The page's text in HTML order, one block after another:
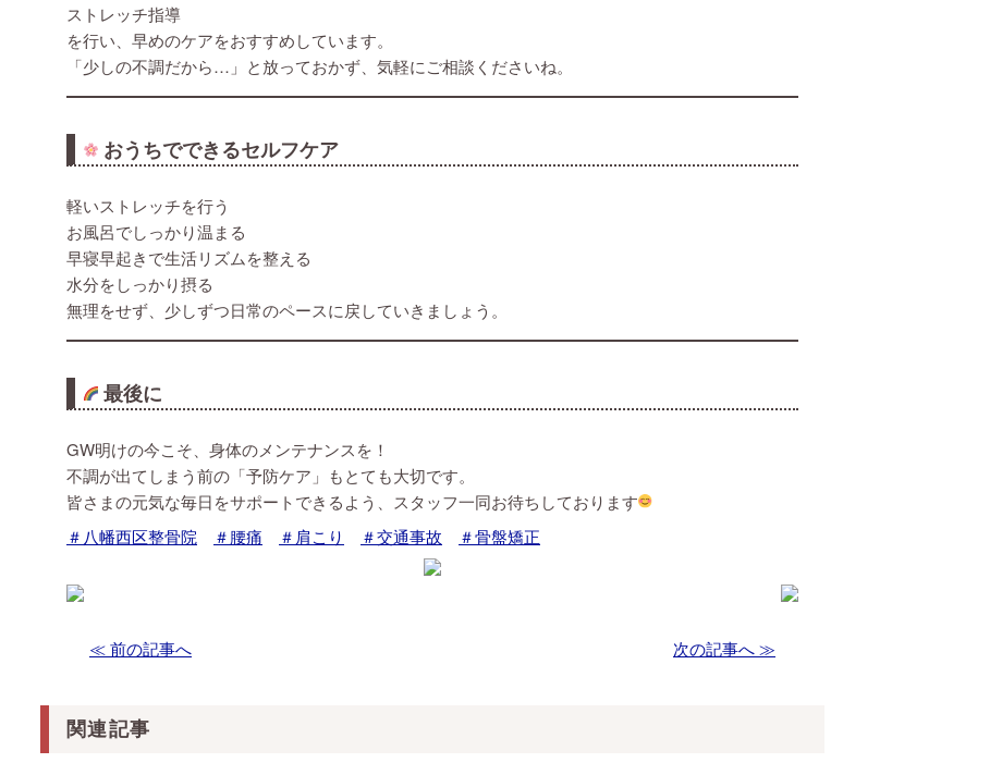
ストレッチ指導
を行い、早めのケアをおすすめしています。
「少しの不調だから…」と放っておかず、気軽にご相談くださいね。
おうちでできるセルフケア
軽いストレッチを行う
お風呂でしっかり温まる
早寝早起きで生活リズムを整える
水分をしっかり摂る
無理をせず、少しずつ日常のペースに戻していきましょう。
最後に
GW明けの今こそ、身体のメンテナンスを！
不調が出てしまう前の「予防ケア」もとても大切です。
皆さまの元気な毎日をサポートできるよう、スタッフ一同お待ちしております
＃八幡西区整骨院
＃腰痛 ＃肩こり ＃交通事故 ＃骨盤矯正
≪ 前の記事へ 次の記事へ ≫
関連記事